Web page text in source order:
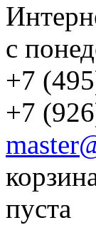
с
+7
+7
пуста